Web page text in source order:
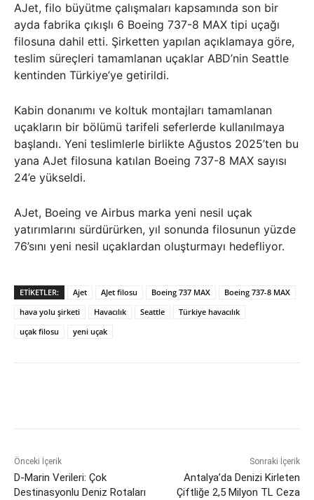
AJet, filo büyütme çalışmaları kapsamında son bir
ayda fabrika çıkışlı 6 Boeing 737-8 MAX tipi uçağı
filosuna dahil etti. Şirketten yapılan açıklamaya göre,
teslim süreçleri tamamlanan uçaklar ABD’nin Seattle
kentinden Türkiye’ye getirildi.
Kabin donanımı ve koltuk montajları tamamlanan
uçakların bir bölümü tarifeli seferlerde kullanılmaya
başlandı. Yeni teslimlerle birlikte Ağustos 2025’ten bu
yana AJet filosuna katılan Boeing 737-8 MAX sayısı
24’e yükseldi.
AJet, Boeing ve Airbus marka yeni nesil uçak
yatırımlarını sürdürürken, yıl sonunda filosunun yüzde
76’sını yeni nesil uçaklardan oluşturmayı hedefliyor.
ETIKETLER: Ajet AJet filosu Boeing 737 MAX
Boeing 737-8 MAX
hava yolu şirketi
Havacılık Seattle
Türkiye havacılık
uçak filosu
yeni uçak
Önceki İçerik
D-Marin Verileri: Çok
Destinasyonlu Deniz Rotaları
Sonraki İçerik
Antalya’da Denizi Kirleten
Çiftliğe 2,5 Milyon TL Ceza